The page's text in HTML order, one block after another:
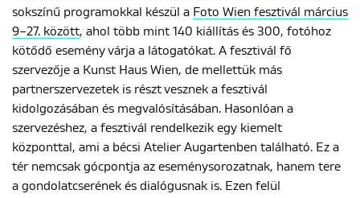
Rólunk
ENGLISH
sokszínű programokkal készül a Foto Wien fesztivál március
9–27. között, ahol több mint 140 kiállítás és 300, fotóhoz
kötődő esemény várja a látogatókat. A fesztivál fő
szervezője a Kunst Haus Wien, de mellettük más
partnerszervezetek is részt vesznek a fesztivál
kidolgozásában és megvalósításában. Hasonlóan a
szervezéshez, a fesztivál rendelkezik egy kiemelt
központtal, ami a bécsi Atelier Augartenben található. Ez a
tér nemcsak gócpontja az eseménysorozatnak, hanem tere
a gondolatcserének és dialógusnak is. Ezen felül